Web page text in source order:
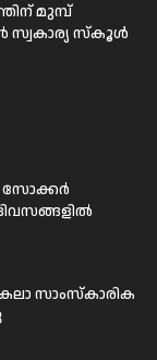
മുമ്പ്
സ്വകാര്യ സ്കൂൾ
സാംസ്കാരിക